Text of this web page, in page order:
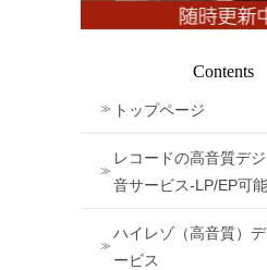
Contents
トップページ
レコードの高音質デ
音サービス-LP/EP可能
ハイレゾ（高音質）
ービス